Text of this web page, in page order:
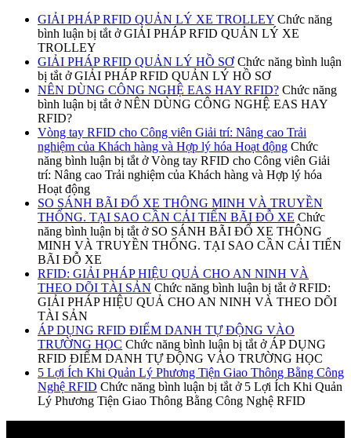
GIẢI PHÁP RFID QUẢN LÝ XE TROLLEY Chức năng
bình luận bị tắt ở GIẢI PHÁP RFID QUẢN LÝ XE
TROLLEY
GIẢI PHÁP RFID QUẢN LÝ HỒ SƠ Chức năng bình luận
bị tắt ở GIẢI PHÁP RFID QUẢN LÝ HỒ SƠ
NÊN DÙNG CÔNG NGHỆ EAS HAY RFID? Chức năng
bình luận bị tắt ở NÊN DÙNG CÔNG NGHỆ EAS HAY
RFID?
Vòng tay RFID cho Công viên Giải trí: Nâng cao Trải
nghiệm của Khách hàng và Hợp lý hóa Hoạt động Chức
năng bình luận bị tắt ở Vòng tay RFID cho Công viên Giải
trí: Nâng cao Trải nghiệm của Khách hàng và Hợp lý hóa
Hoạt động
SO SÁNH BÃI ĐỔ XE THÔNG MINH VÀ TRUYỀN
THỐNG. TẠI SAO CẦN CẢI TIẾN BÃI ĐỖ XE Chức
năng bình luận bị tắt ở SO SÁNH BÃI ĐỔ XE THÔNG
MINH VÀ TRUYỀN THỐNG. TẠI SAO CẦN CẢI TIẾN
BÃI ĐỖ XE
RFID: GIẢI PHÁP HIỆU QUẢ CHO AN NINH VÀ
THEO DÕI TÀI SẢN Chức năng bình luận bị tắt ở RFID:
GIẢI PHÁP HIỆU QUẢ CHO AN NINH VÀ THEO DÕI
TÀI SẢN
ÁP DỤNG RFID ĐIỂM DANH TỰ ĐỘNG VÀO
TRƯỜNG HỌC Chức năng bình luận bị tắt ở ÁP DỤNG
RFID ĐIỂM DANH TỰ ĐỘNG VÀO TRƯỜNG HỌC
5 Lợi Ích Khi Quản Lý Phương Tiện Giao Thông Bằng Công
Nghệ RFID Chức năng bình luận bị tắt ở 5 Lợi Ích Khi Quản
Lý Phương Tiện Giao Thông Bằng Công Nghệ RFID